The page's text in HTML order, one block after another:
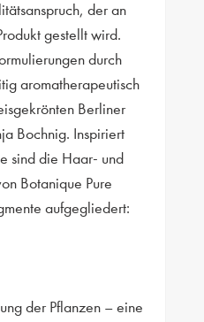
der an
gestellt wird.
durch
aromatherapeutisch
Berliner
Bochnig. Inspiriert
sind die Haar- und
Botanique Pure
aufgegliedert:
der Pflanzen – eine